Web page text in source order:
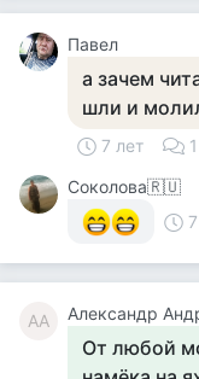
Павел
а зачем
шли и
7 лет 1
Соколова🇷🇺
АА Александр
От любой